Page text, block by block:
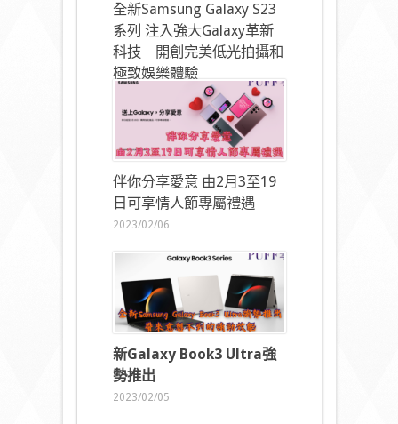
全新Samsung Galaxy S23
系列 注入強大Galaxy革新
科技 開創完美低光拍攝和
極致娛樂體驗
伴你分享愛意 由2月3至19
日可享情人節專屬禮遇
2023/02/06
新Galaxy Book3 Ultra強
勢推出
2023/02/05